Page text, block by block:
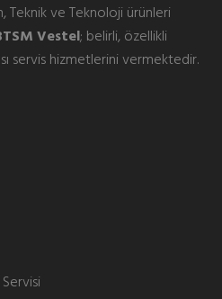
Teknik ve Teknoloji ürünleri
Vestel; belirli, özellikli
servis hizmetlerini vermektedir.